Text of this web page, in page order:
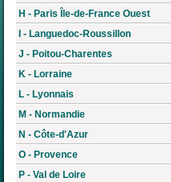
H - Paris Île-de-France Ouest
I - Languedoc-Roussillon
J - Poitou-Charentes
K - Lorraine
L - Lyonnais
M - Normandie
N - Côte-d'Azur
O - Provence
P - Val de Loire